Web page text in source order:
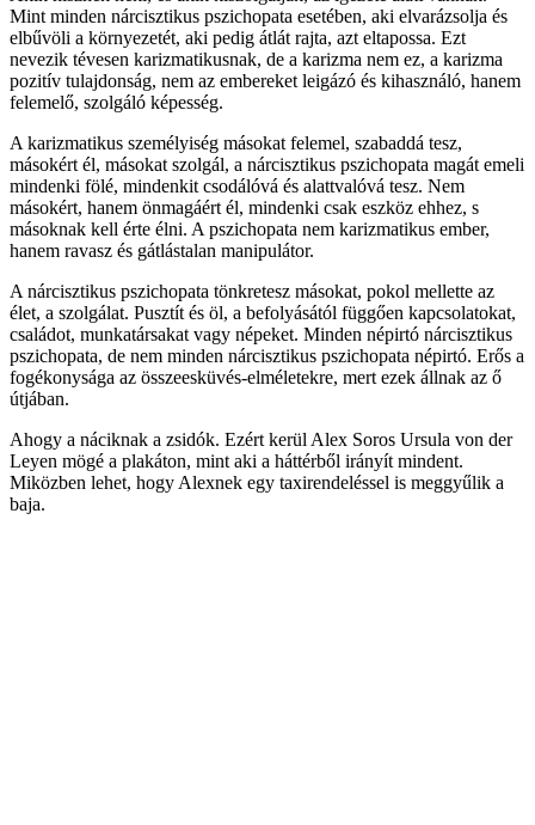
Mint minden nárcisztikus pszichopata esetében, aki elvarázsolja és
elbűvöli a környezetét, aki pedig átlát rajta, azt eltapossa. Ezt
nevezik tévesen karizmatikusnak, de a karizma nem ez, a karizma
pozitív tulajdonság, nem az embereket leigázó és kihasználó, hanem
felemelő, szolgáló képesség.
A karizmatikus személyiség másokat felemel, szabaddá tesz,
másokért él, másokat szolgál, a nárcisztikus pszichopata magát emeli
mindenki fölé, mindenkit csodálóvá és alattvalóvá tesz. Nem
másokért, hanem önmagáért él, mindenki csak eszköz ehhez, s
másoknak kell érte élni. A pszichopata nem karizmatikus ember,
hanem ravasz és gátlástalan manipulátor.
A nárcisztikus pszichopata tönkretesz másokat, pokol mellette az
élet, a szolgálat. Pusztít és öl, a befolyásától függően kapcsolatokat,
családot, munkatársakat vagy népeket. Minden népirtó nárcisztikus
pszichopata, de nem minden nárcisztikus pszichopata népirtó. Erős a
fogékonysága az összeesküvés-elméletekre, mert ezek állnak az ő
útjában.
Ahogy a náciknak a zsidók. Ezért kerül Alex Soros Ursula von der
Leyen mögé a plakáton, mint aki a háttérből irányít mindent.
Miközben lehet, hogy Alexnek egy taxirendeléssel is meggyűlik a
baja.